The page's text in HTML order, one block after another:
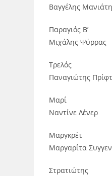
Βαγγέλης
Παραγιός Β’
Μιχάλης Ψύρρας
Τρελός
Παναγιώτης
Μαρί
Ναντίνε Λένερ
Μαργκρέτ
Μαργαρίτα
Στρατιώτης